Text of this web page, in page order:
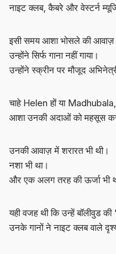
नाइट क्लब, कैबरे और वेस्टर्न
इसी समय आशा भोसले की आवाज़
उन्होंने सिर्फ गाना नहीं गाया।
उन्होंने स्क्रीन पर मौजूद
चाहे Helen हों या Madhubala,
आशा उनकी अदाओं को महसूस
उनकी आवाज़ में शरारत भी थी।
नशा भी था।
और एक अलग तरह की ऊर्जा भी
यही वजह थी कि उन्हें बॉलीवुड
उनके गानों ने नाइट क्लब वाले